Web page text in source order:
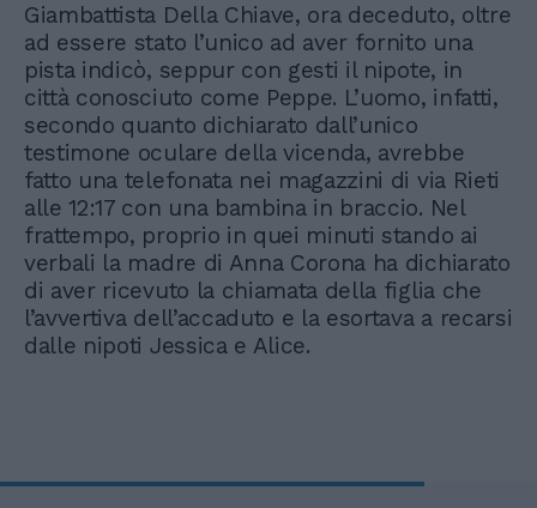
Giambattista Della Chiave, ora deceduto, oltre
ad essere stato l’unico ad aver fornito una
pista indicò, seppur con gesti il nipote, in
città conosciuto come Peppe. L’uomo, infatti,
secondo quanto dichiarato dall’unico
testimone oculare della vicenda, avrebbe
fatto una telefonata nei magazzini di via Rieti
alle 12:17 con una bambina in braccio. Nel
frattempo, proprio in quei minuti stando ai
verbali la madre di Anna Corona ha dichiarato
di aver ricevuto la chiamata della figlia che
l’avvertiva dell’accaduto e la esortava a recarsi
dalle nipoti Jessica e Alice.